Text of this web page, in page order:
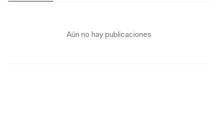
Aún no hay publicaciones